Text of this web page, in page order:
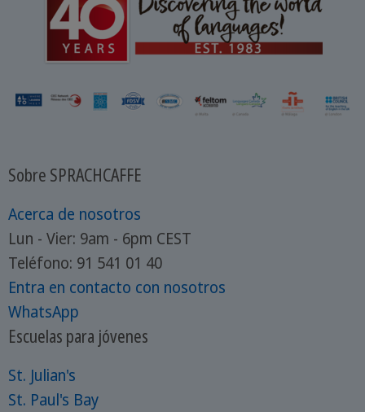
Sobre SPRACHCAFFE
Acerca de nosotros
Lun - Vier: 9am - 6pm CEST
Teléfono: 91 541 01 40
Entra en contacto con nosotros
WhatsApp
Escuelas para jóvenes
St. Julian's
St. Paul's Bay